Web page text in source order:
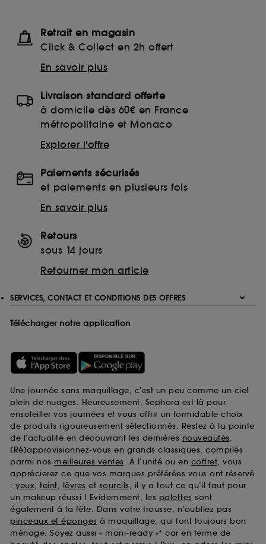
Retrait en magasin
Click & Collect en 2h offert
En savoir plus
Livraison standard offerte
à domicile dès 60€ en France
métropolitaine et Monaco
Explorer l'offre
Paiements sécurisés
et paiements en plusieurs fois
En savoir plus
Retours
sous 14 jours
Retourner mon article
SERVICES, CONTACT ET CONDITIONS DES OFFRES
Télécharger notre application
Une journée sans maquillage, c’est un peu comme un ciel
plein de nuages. Heureusement, Sephora est là pour
ensoleiller vos journées et vous offrir un formidable choix
de produits rigoureusement sélectionnés. Restez à la pointe
de l’actualité en découvrant les dernières nouveautés.
(Ré)approvisionnez-vous en grands classiques, compilés
parmi nos meilleures ventes. A l’unité ou en coffret, vous
apprécierez ce que vos marques préférées vous ont réservé
: yeux, teint, lèvres et sourcils, il y a tout ce qu’il faut pour
un makeup réussi ! Evidemment, les palettes sont
également à la fête. Dans votre trousse, n’oubliez pas
pinceaux et éponges à maquillage, qui font toujours bon
ménage. Soyez aussi « mani-ready »* car en terme de